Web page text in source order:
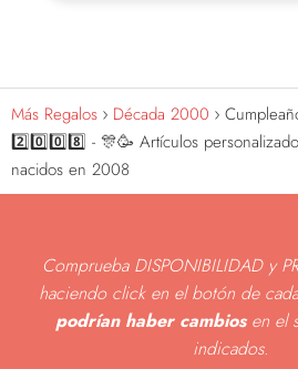
Más Regalos Década 2000
2️⃣0️⃣0️⃣8️⃣ - 🎊🥳 Artículos
nacidos en 2008
Comprueba DISPONIBILIDAD y
haciendo click en el botón de
podrían haber cambiosen el
indicados.